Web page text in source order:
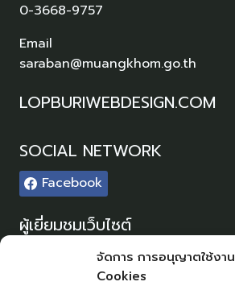
จัดการ การอนุญาตใช้งาน
Cookies
0-3668-9757
Email
saraban@muangkhom.go.th
LOPBURIWEBDESIGN.COM
SOCIAL NETWORK
Facebook
ผู้เยี่ยมชมเว็บไซต์
3